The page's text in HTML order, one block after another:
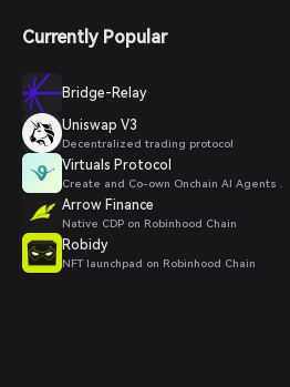
Currently Popular
Bridge-Relay
Uniswap V3
Decentralized trading protocol
Virtuals Protocol
Create and Co-own Onchain AI Agents .
Arrow Finance
Native CDP on Robinhood Chain
Robidy
NFT launchpad on Robinhood Chain